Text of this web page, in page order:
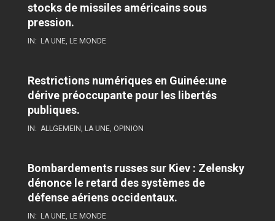
stocks de missiles américains sous
pression.
IN: LA UNE LE MONDE
Restrictions numériques en Guinée:une
dérive préoccupante pour les libertés
publiques.
IN: ALLGEMEIN LA UNE OPINION
Bombardements russes sur Kiev : Zelensky
dénonce le retard des systèmes de
défense aériens occidentaux.
IN: LA UNE LE MONDE